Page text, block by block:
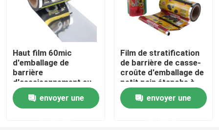
Film d'emballage à haute barrière
Film en rouleau laminé
Film d'emballage imprimé
Haut film 60mic
d'emballage de
barrière
d'assaisonnement au
film d'emballage
alimentaire de sauce
aux sachets 80mic
envoyer une
Film de stratification
de barrière de casse-
croûte d'emballage de
petit pain étanche à
l'humidité élevé de film
envoyer une